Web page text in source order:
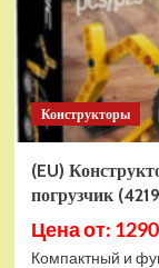
R4
Конструкторы
(EU)
погрузчик
Цена от:
Компактный и